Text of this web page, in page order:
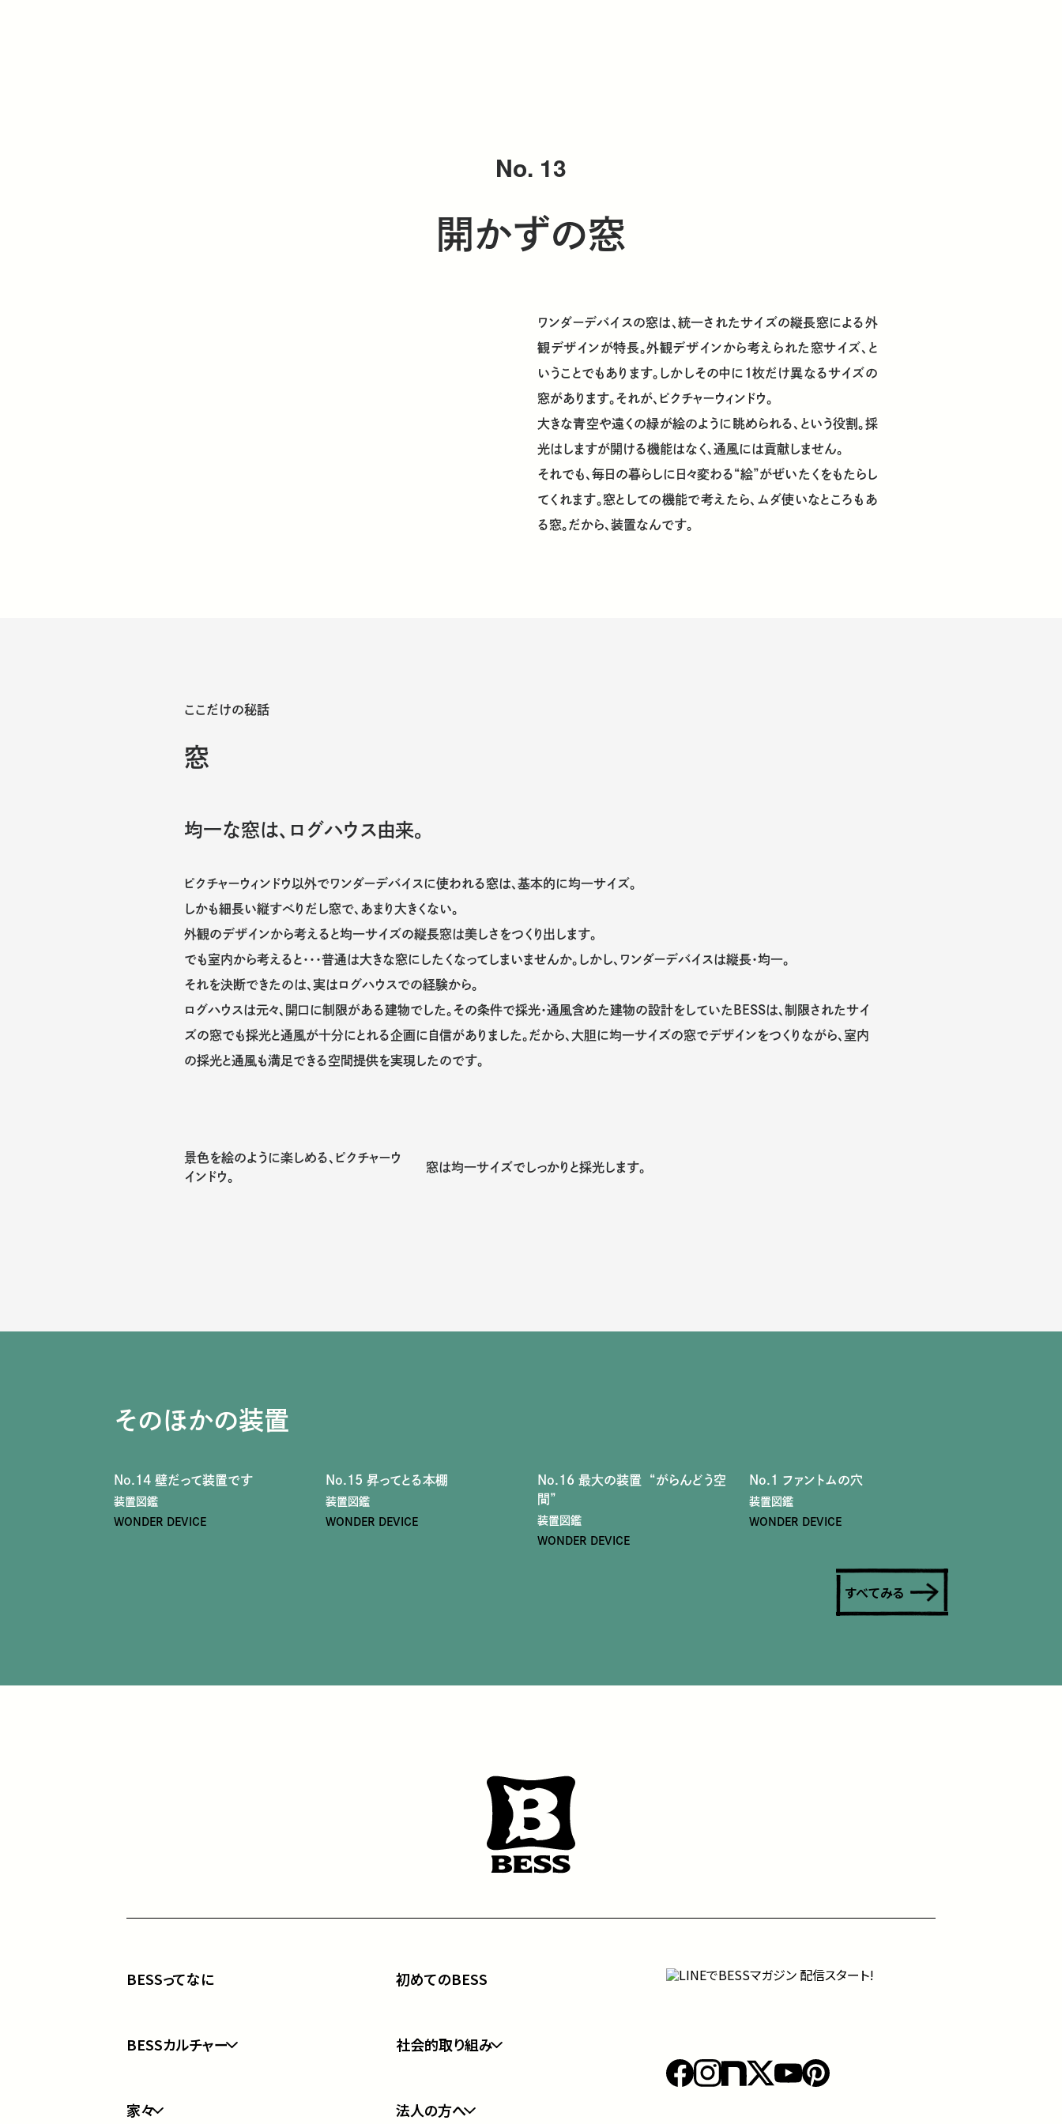
No. 13
開かずの窓
ワンダーデバイスの窓は、統一されたサイズの縦長窓による外
観デザインが特長。外観デザインから考えられた窓サイズ、と
いうことでもあります。しかしその中に1枚だけ異なるサイズの
窓があります。それが、ピクチャーウィンドウ。
大きな青空や遠くの緑が絵のように眺められる、という役割。採
光はしますが開ける機能はなく、通風には貢献しません。
それでも、毎日の暮らしに日々変わる“絵”がぜいたくをもたらし
てくれます。窓としての機能で考えたら、ムダ使いなところもあ
る窓。だから、装置なんです。
ここだけの秘話
窓
均一な窓は、ログハウス由来。
ピクチャーウィンドウ以外でワンダーデバイスに使われる窓は、基本的に均一サイズ。
しかも細長い縦すべりだし窓で、あまり大きくない。
外観のデザインから考えると均一サイズの縦長窓は美しさをつくり出します。
でも室内から考えると・・・普通は大きな窓にしたくなってしまいませんか。しかし、ワンダーデバイスは縦長・均一。
それを決断できたのは、実はログハウスでの経験から。
ログハウスは元々、開口に制限がある建物でした。その条件で採光・通風含めた建物の設計をしていたBESSは、制限されたサイ
ズの窓でも採光と通風が十分にとれる企画に自信がありました。だから、大胆に均一サイズの窓でデザインをつくりながら、室内
の採光と通風も満足できる空間提供を実現したのです。
景色を絵のように楽しめる、ピクチャーウ
インドウ。
窓は均一サイズでしっかりと採光します。
そのほかの装置
No.14 壁だって装置です
装置図鑑
WONDER DEVICE
No.15 昇ってとる本棚
装置図鑑
WONDER DEVICE
No.16 最大の装置 “がらんどう空
間”
装置図鑑
WONDER DEVICE
No.1 ファントムの穴
装置図鑑
WONDER DEVICE
すべてみる
BESSってなに
BESSカルチャー
なになに？経年愉化
家々
初めてのBESS
社会的取り組み
BESSの家健康宣言
法人の方へ